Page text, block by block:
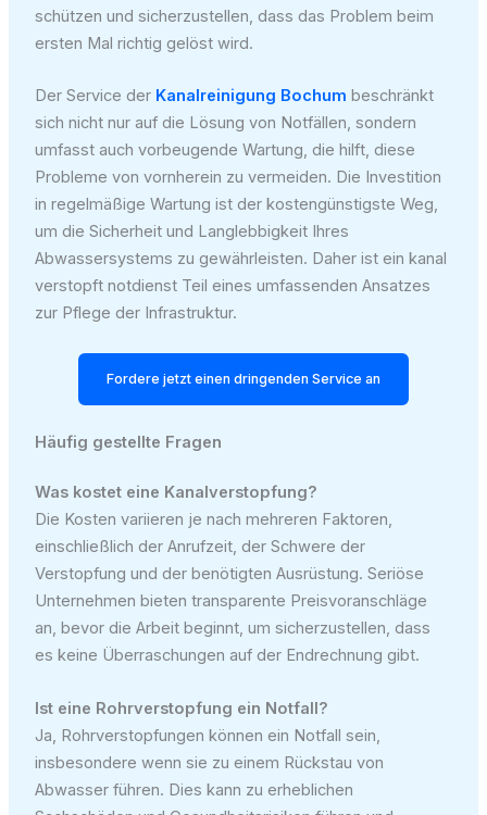
schützen und sicherzustellen, dass das Problem beim
ersten Mal richtig gelöst wird.
Der Service der Kanalreinigung Bochum beschränkt
sich nicht nur auf die Lösung von Notfällen, sondern
umfasst auch vorbeugende Wartung, die hilft, diese
Probleme von vornherein zu vermeiden. Die Investition
in regelmäßige Wartung ist der kostengünstigste Weg,
um die Sicherheit und Langlebbigkeit Ihres
Abwassersystems zu gewährleisten. Daher ist ein kanal
verstopft notdienst Teil eines umfassenden Ansatzes
zur Pflege der Infrastruktur.
Fordere jetzt einen dringenden Service an
Häufig gestellte Fragen
Was kostet eine Kanalverstopfung?
Die Kosten variieren je nach mehreren Faktoren,
einschließlich der Anrufzeit, der Schwere der
Verstopfung und der benötigten Ausrüstung. Seriöse
Unternehmen bieten transparente Preisvoranschläge
an, bevor die Arbeit beginnt, um sicherzustellen, dass
es keine Überraschungen auf der Endrechnung gibt.
Ist eine Rohrverstopfung ein Notfall?
Ja, Rohrverstopfungen können ein Notfall sein,
insbesondere wenn sie zu einem Rückstau von
Abwasser führen. Dies kann zu erheblichen